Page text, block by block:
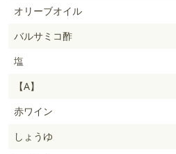
オリーブオイル
バルサミコ酢
塩
【A】
赤ワイン
しょうゆ